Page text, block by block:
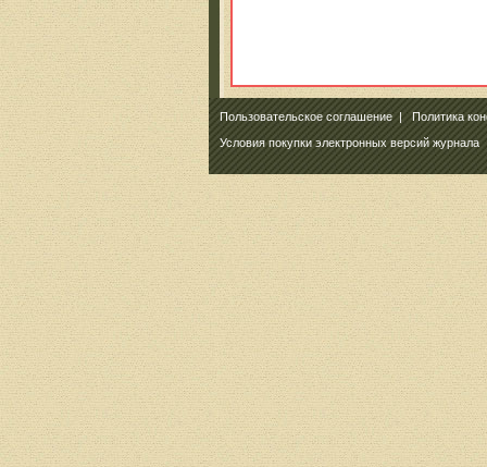
Пользовательское соглашение|Политика
Условия покупки электронных версий журнала